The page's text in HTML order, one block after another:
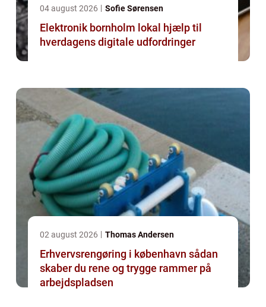
04 august 2026 Sofie Sørensen
Elektronik bornholm lokal hjælp til
hverdagens digitale udfordringer
02 august 2026 Thomas Andersen
Erhvervsrengøring i københavn sådan
skaber du rene og trygge rammer på
arbejdspladsen